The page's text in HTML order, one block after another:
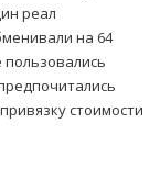
реал
на 64
стоимости